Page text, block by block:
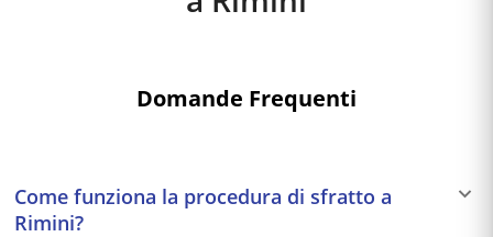
Domande Frequenti
Come funziona la procedura di sfratto a
Rimini?